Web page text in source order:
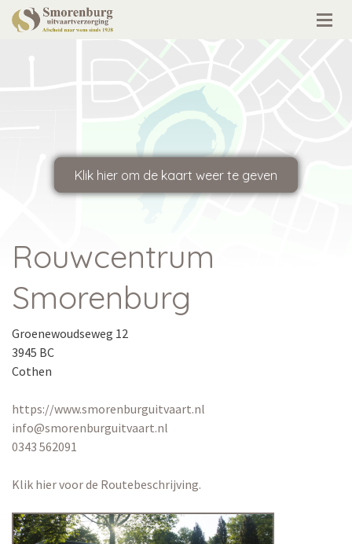
Rouwcentrum
Smorenburg
Groenewoudseweg 12
3945 BC
Cothen
https://www.smorenburguitvaart.nl
info@smorenburguitvaart.nl
0343 562091
Klik hier voor de Routebeschrijving.